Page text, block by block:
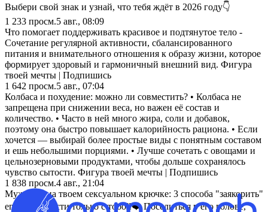
Выбери свой знак и узнай, что тебя ждёт в 2026 году👇
1 233 просм.5 авг., 08:09
Что помогает поддерживать красивое и подтянутое тело -
Сочетание регулярной активности, сбалансированного
питания и внимательного отношения к образу жизни, которое
формирует здоровый и гармоничный внешний вид. Фигура
твоей мечты | Подпишись
1 642 просм.5 авг., 07:04
Колбаса и похудение: можно ли совместить? • Колбаса не
запрещена при снижении веса, но важен её состав и
количество. • Часто в ней много жира, соли и добавок,
поэтому она быстро повышает калорийность рациона. • Если
хочется — выбирай более простые виды с понятным составом
и ешь небольшими порциями. • Лучше сочетать с овощами и
цельнозерновыми продуктами, чтобы дольше сохранялось
чувство сытости. Фигура твоей мечты | Подпишись
1 838 просм.4 авг., 21:04
Мужчина на твоем сексуальном крючке: 3 способа "заякорить"
его на близости только с тобой❤️ Поселиться в его голове,